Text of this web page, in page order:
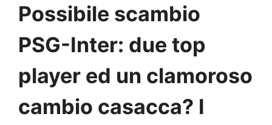
Possibile scambio
PSG-Inter: due top
player ed un clamoroso
cambio casacca? I